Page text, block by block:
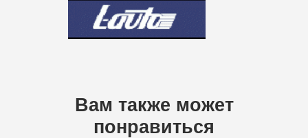
Вам также может
понравиться